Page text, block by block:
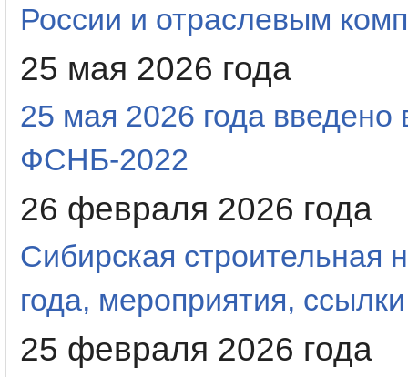
России и отраслевым
25 мая 2026 года
25 мая 2026 года
ФСНБ-2022
26 февраля 2026 года
Сибирская строительная
года, мероприятия,
25 февраля 2026 года